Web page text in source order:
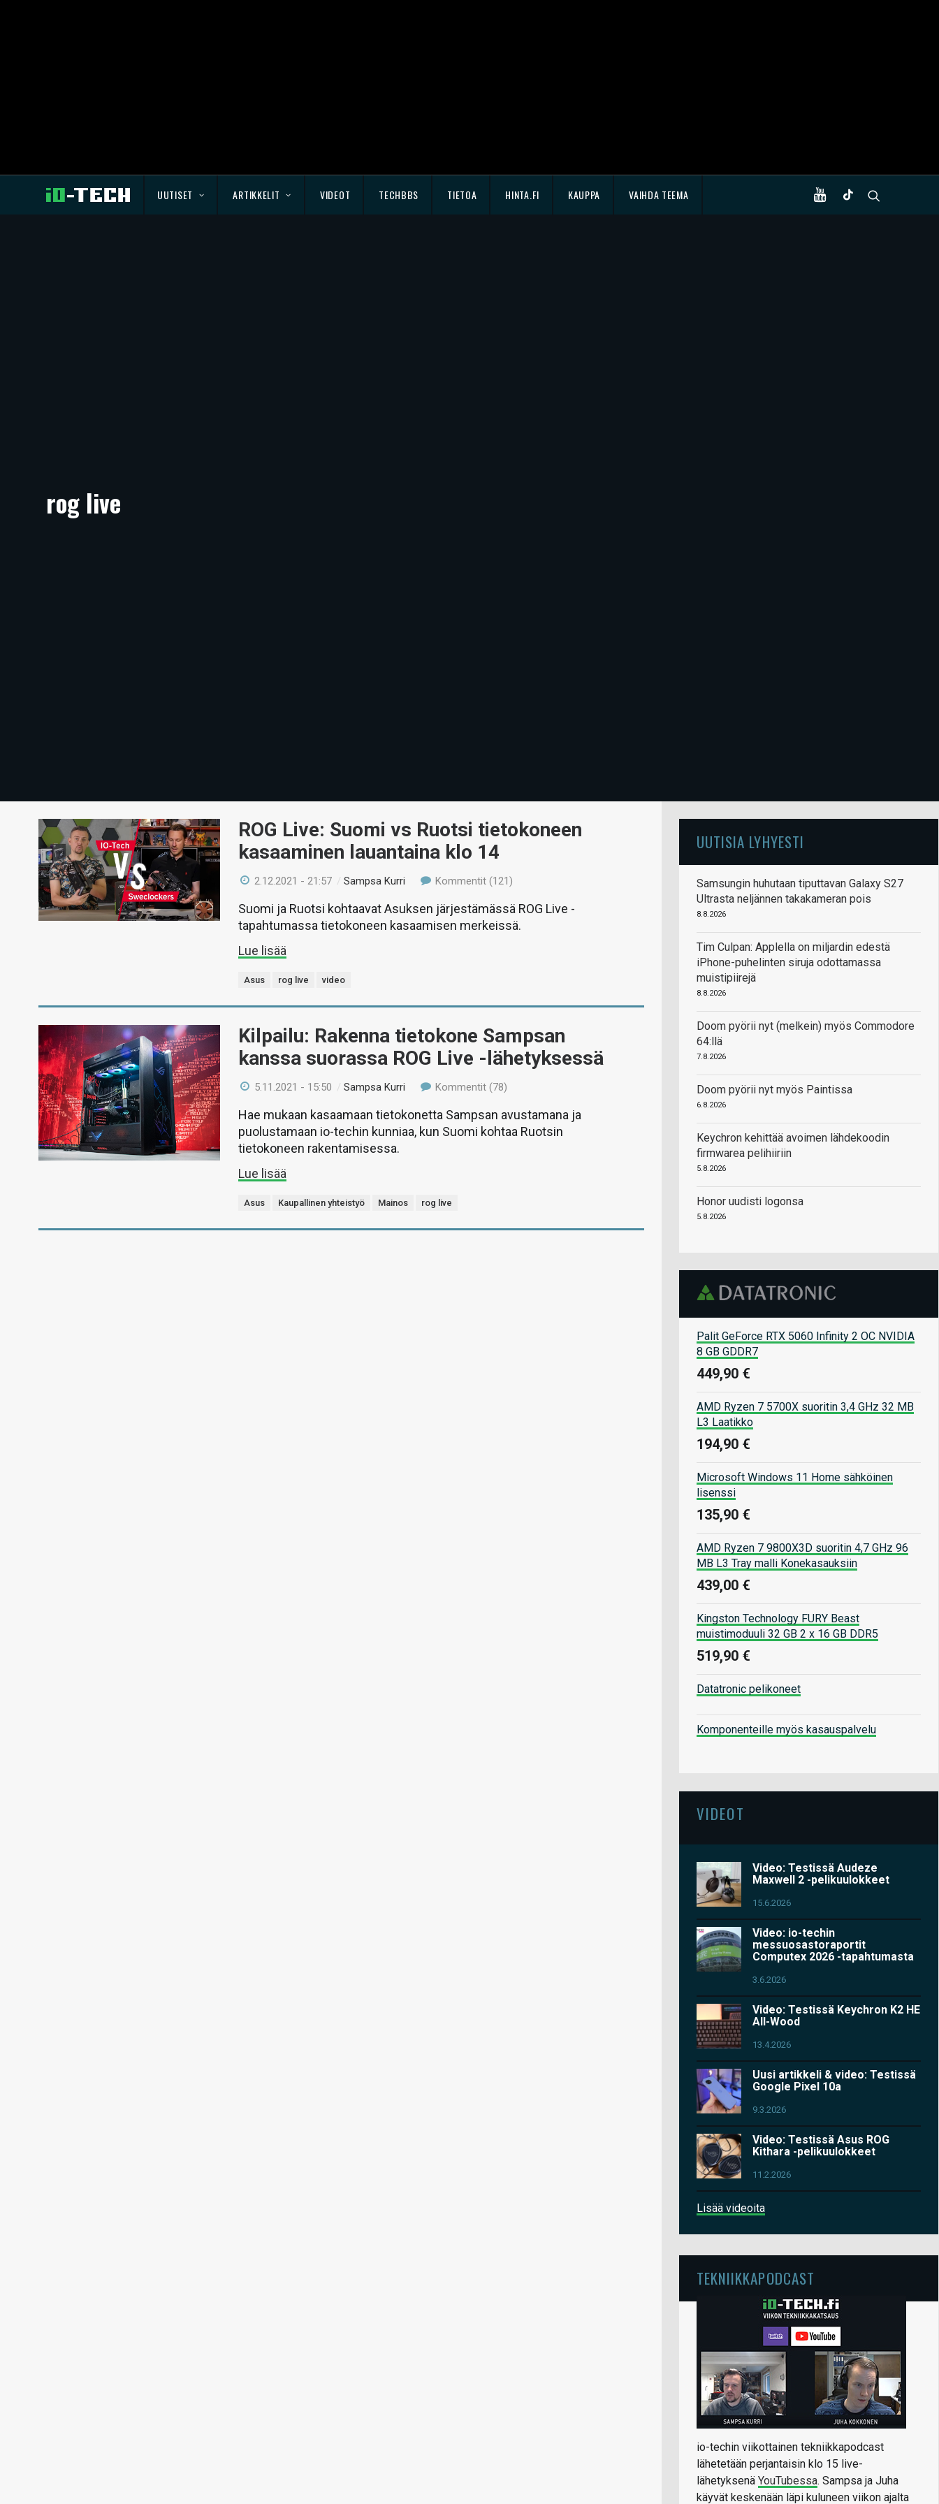
UUTISET ARTIKKELIT VIDEOT TECHBBS TIETOA HINTA.FI KAUPPA VAIHDA TEEMA
rog live
ROG Live: Suomi vs Ruotsi tietokoneen
kasaaminen lauantaina klo 14
2.12.2021 - 21:57 /Sampsa Kurri Kommentit (121)
Suomi ja Ruotsi kohtaavat Asuksen järjestämässä ROG Live -
tapahtumassa tietokoneen kasaamisen merkeissä.
Lue lisää
Asus rog live video
Kilpailu: Rakenna tietokone Sampsan
kanssa suorassa ROG Live -lähetyksessä
5.11.2021 - 15:50 /Sampsa Kurri Kommentit (78)
Hae mukaan kasaamaan tietokonetta Sampsan avustamana ja
puolustamaan io-techin kunniaa, kun Suomi kohtaa Ruotsin
tietokoneen rakentamisessa.
Lue lisää
Asus Kaupallinen yhteistyö Mainos rog live
UUTISIA LYHYESTI
Samsungin huhutaan tiputtavan Galaxy S27
Ultrasta neljännen takakameran pois
8.8.2026
Tim Culpan: Applella on miljardin edestä
iPhone-puhelinten siruja odottamassa
muistipiirejä
8.8.2026
Doom pyörii nyt (melkein) myös Commodore
64:llä
7.8.2026
Doom pyörii nyt myös Paintissa
6.8.2026
Keychron kehittää avoimen lähdekoodin
firmwarea pelihiiriin
5.8.2026
Honor uudisti logonsa
5.8.2026
Palit GeForce RTX 5060 Infinity 2 OC NVIDIA
8 GB GDDR7
449,90 €
AMD Ryzen 7 5700X suoritin 3,4 GHz 32 MB
L3 Laatikko
194,90 €
Microsoft Windows 11 Home sähköinen
lisenssi
135,90 €
AMD Ryzen 7 9800X3D suoritin 4,7 GHz 96
MB L3 Tray malli Konekasauksiin
439,00 €
Kingston Technology FURY Beast
muistimoduuli 32 GB 2 x 16 GB DDR5
519,90 €
Datatronic pelikoneet
Komponenteille myös kasauspalvelu
VIDEOT
Video: Testissä Audeze
Maxwell 2 -pelikuulokkeet
15.6.2026
Video: io-techin
messuosastoraportit
Computex 2026 -tapahtumasta
3.6.2026
Video: Testissä Keychron K2 HE
All-Wood
13.4.2026
Uusi artikkeli & video: Testissä
Google Pixel 10a
9.3.2026
Video: Testissä Asus ROG
Kithara -pelikuulokkeet
11.2.2026
Lisää videoita
TEKNIIKKAPODCAST
io-techin viikottainen tekniikkapodcast
lähetetään perjantaisin klo 15 live-
lähetyksenä YouTubessa. Sampsa ja Juha
käyvät keskenään läpi kuluneen viikon ajalta